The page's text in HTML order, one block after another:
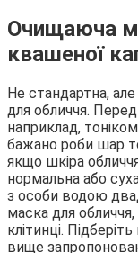
Очищаюча
квашеної
Не стандартна,
для обличчя.
наприклад,
бажано роби шар
якщо шкіра
нормальна або
з особи водою
маска для
клітинці.
вище